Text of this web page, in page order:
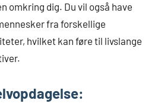
omkring dig. Du vil også have
fra forskellige
hvilket kan føre til livslange